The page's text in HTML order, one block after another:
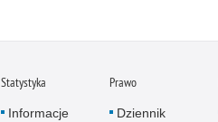
Statystyka
Informacje
Prawo
Dziennik